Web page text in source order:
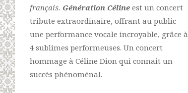
français. Génération Céline est un concert
tribute extraordinaire, offrant au public
une performance vocale incroyable, grâce à
4 sublimes performeuses. Un concert
hommage à Céline Dion qui connait un
succès phénoménal.